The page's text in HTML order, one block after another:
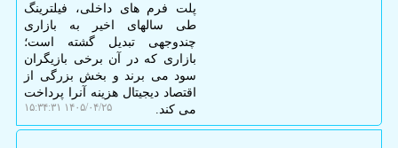
پلت فرم های داخلی، فیلترینگ
طی سالهای اخیر به بازاری
چندوجهی تبدیل گشته است؛
بازاری که در آن برخی بازیگران
سود می برند و بخش بزرگی از
اقتصاد دیجیتال هزینه آنرا پرداخت
می کند.
۱۴۰۵/۰۴/۲۵ ۱۵:۳۴:۳۱